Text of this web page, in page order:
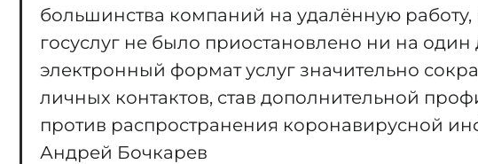
большинства компаний на удалённую работу,
госуслуг не было приостановлено ни на один
электронный формат услуг значительно
личных контактов, став дополнительной
против распространения коронавирусной
Андрей Бочкарев